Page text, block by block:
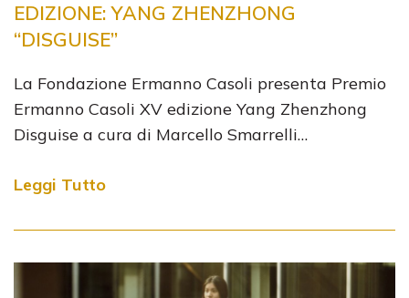
EDIZIONE: YANG ZHENZHONG
“DISGUISE”
La Fondazione Ermanno Casoli presenta Premio
Ermanno Casoli XV edizione Yang Zhenzhong
Disguise a cura di Marcello Smarrelli…
Leggi Tutto